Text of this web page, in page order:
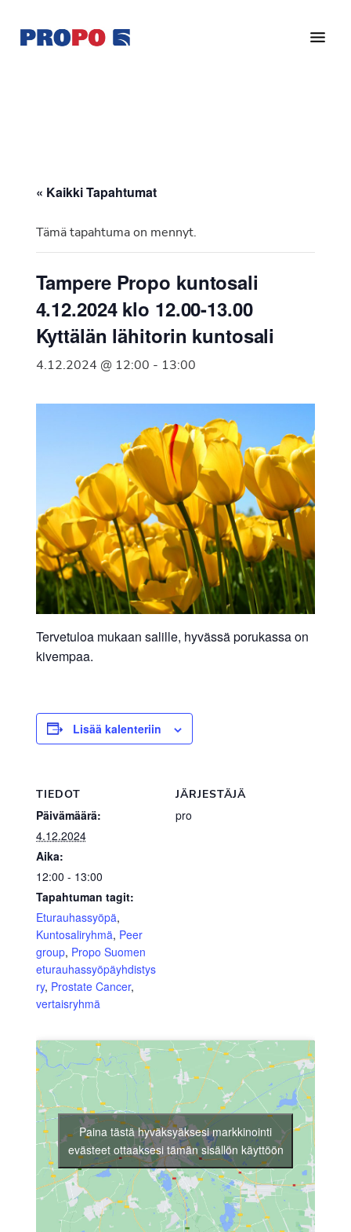
pääsisältöön
alatunnisteeseen
Ry
vuonna
Suomen
Syöpäyhdistyksen
jäsenjärjestö.
« Kaikki Tapahtumat
Tämä tapahtuma on mennyt.
Tampere Propo kuntosali
4.12.2024 klo 12.00-13.00
Kyttälän lähitorin kuntosali
4.12.2024 @ 12:00 - 13:00
Tervetuloa mukaan salille, hyvässä porukassa on
kivempaa.
Lisää kalenteriin
TIEDOT
Päivämäärä:
4.12.2024
Aika:
12:00 - 13:00
Tapahtuman tagit:
Eturauhassyöpä,
Kuntosaliryhmä, Peer
group, Propo Suomen
eturauhassyöpäyhdistys
ry, Prostate Cancer,
vertaisryhmä
JÄRJESTÄJÄ
pro
Paina tästä hyväksyäksesi markkinointi
evästeet ottaaksesi tämän sisällön käyttöön